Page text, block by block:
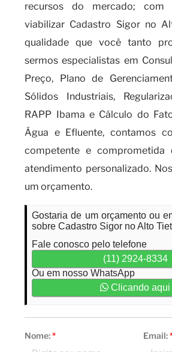
recursos do mercado;
viabilizar Cadastro Sigor no
qualidade que você tanto
sermos especialistas em
Preço, Plano de
Sólidos Industriais,
RAPP Ibama e Cálculo do
Água e Efluente, contamos
competente e comprometida
atendimento personalizado.
um orçamento.
Gostaria de um orçamento ou
sobre Cadastro Sigor no Alto
Fale conosco pelo telefone
(11) 2924-8334
Ou em nosso WhatsApp
Clicando aqui
Nome:* Email: